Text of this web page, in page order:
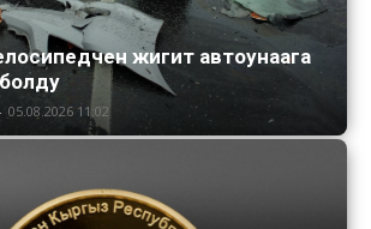
жигит автоунаага
05.08.2026 11:02